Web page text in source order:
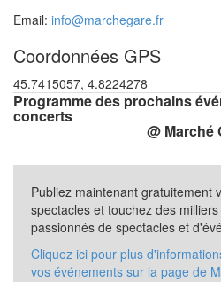
Email: info@marchegare.fr
Coordonnées GPS
45.7415057, 4.8224278
Programme des prochains
concerts
@ Marché
Publiez maintenant gratuitement
spectacles et touchez des
passionnés de spectacles et
Cliquez ici pour plus
vos événements sur la page de